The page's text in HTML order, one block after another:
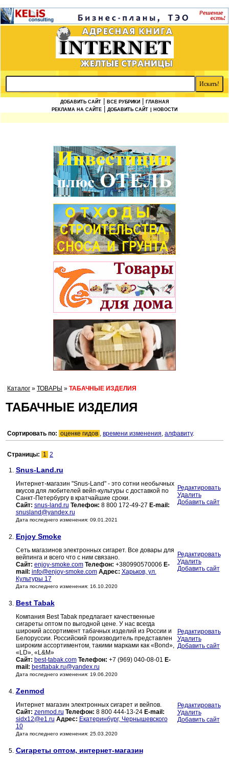
ДОБАВИТЬ САЙТ ВСЕ РУБРИКИ
ГЛАВНАЯ
РЕКЛАМА НА САЙТЕ
ДОБАВИТЬ САЙТ | НОВОСТИ
Каталог » ТОВАРЫ » ТАБАЧНЫЕ ИЗДЕЛИЯ
ТАБАЧНЫЕ ИЗДЕЛИЯ
Сортировать по: оценке гидов , времени изменения, алфавиту.
Страницы: 1 2
1. Snus-Land.ru
Интернет-магазин "Snus-Land" - это сотни необычных
вкусов для любителей вейп-культуры с доставкой по
Санкт-Петербургу в кратчайшие сроки.
Сайт: snus-land.ru Телефон: 8 800 172-49-27 E-mail:
snusland@yandex.ru
Дата последнего изменения: 09.01.2021
Редактировать
Удалить
Добавить сайт
2. Enjoy Smoke
Сеть магазинов электронных сигарет. Все довары для
вейпинга и всего что с ним связано.
Сайт: enjoy-smoke.com Телефон: +380990570006 E-
mail: info@enjoy-smoke.com Адрес: Харьков, ул.
Культуры 17
Дата последнего изменения: 16.10.2020
Редактировать
Удалить
Добавить сайт
3. Best Tabak
Компания Best Tabak предлагает качественные
сигареты оптом по выгодной цене. У нас всегда
широкий ассортимент табачных изделий из России и
Белоруссии. Российский производитель представлен
широким ассортиментом, такими марками как «Bond»,
«LD», «L&M»
Сайт: best-tabak.com Телефон: +7 (969) 040-08-01 E-
mail: besttabak.ru@yandex.ru
Дата последнего изменения: 19.06.2020
Редактировать
Удалить
Добавить сайт
4. Zenmod
Интернет магазин электронных сигарет и вейпов.
Сайт: zenmod.ru Телефон: 8 800 444-13-24 E-mail:
sidx12@e1.ru Адрес: Екатеринбург, Чернышевского
10
Дата последнего изменения: 25.03.2020
Редактировать
Удалить
Добавить сайт
5. Сигареты оптом, интернет-магазин